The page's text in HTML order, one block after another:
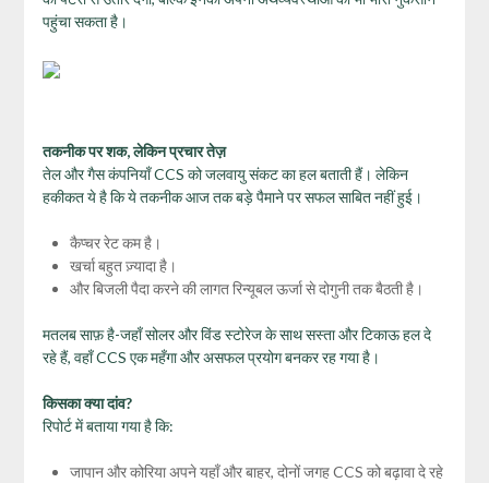
पहुंचा सकता है।
तकनीक पर शक,लेकिन प्रचार तेज़
तेल और गैस कंपनियाँ CCS को जलवायु संकट का हल बताती हैं। लेकिन
हकीकत ये है कि ये तकनीक आज तक बड़े पैमाने पर सफल साबित नहीं हुई।
कैप्चर रेट कम है।
खर्चा बहुत ज़्यादा है।
और बिजली पैदा करने की लागत रिन्यूबल ऊर्जा से दोगुनी तक बैठती है।
मतलब साफ़ है-जहाँ सोलर और विंड स्टोरेज के साथ सस्ता और टिकाऊ हल दे
रहे हैं, वहाँ CCS एक महँगा और असफल प्रयोग बनकर रह गया है।
किसका क्या दांव?
रिपोर्ट में बताया गया है कि:
जापान और कोरिया अपने यहाँ और बाहर, दोनों जगह CCS को बढ़ावा दे रहे